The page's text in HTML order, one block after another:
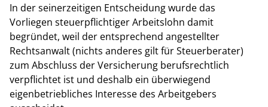
In der seinerzeitigen Entscheidung wurde das
Vorliegen steuerpflichtiger Arbeitslohn damit
begründet, weil der entsprechend angestellter
Rechtsanwalt (nichts anderes gilt für Steuerberater)
zum Abschluss der Versicherung berufsrechtlich
verpflichtet ist und deshalb ein überwiegend
eigenbetriebliches Interesse des Arbeitgebers